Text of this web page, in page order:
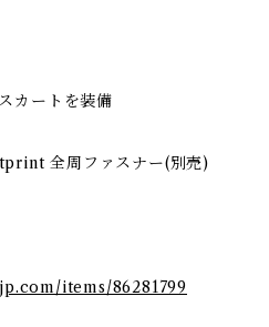
カートを装備
全周ファスナー(別売)
items/86281799